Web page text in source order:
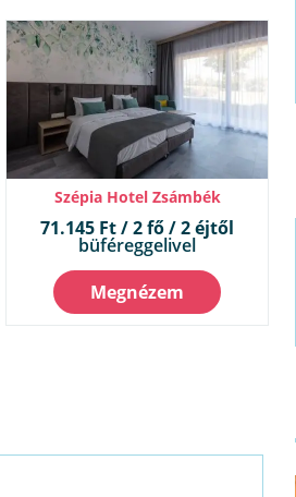
Szépia Hotel Zsámbék
71.145 Ft / 2 fő / 2 éjtől
büféreggelivel
Megnézem